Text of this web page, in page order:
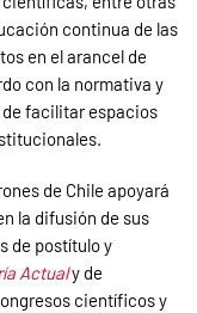
continua de las
en el arancel de
con la normativa y
facilitar espacios
de Chile apoyará
la difusión de sus
de postítulo y
Actualy de
científicos y